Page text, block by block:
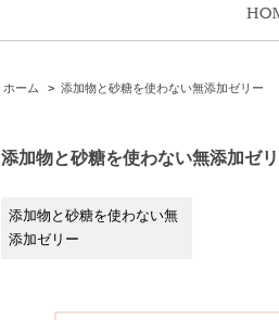
ホーム > 添加物と砂糖を使わない無添加ゼリー
添加物と砂糖を使わない無添加ゼ
添加物と砂糖を使わない無
添加ゼリー